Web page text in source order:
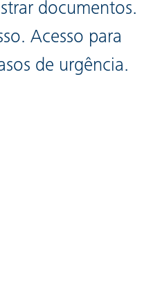
documentos.
Acesso para
de urgência.